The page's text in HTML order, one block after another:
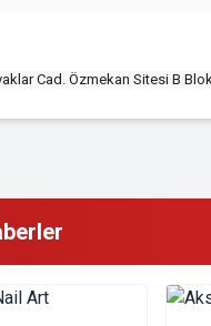
Cad. Özmekan Sitesi B